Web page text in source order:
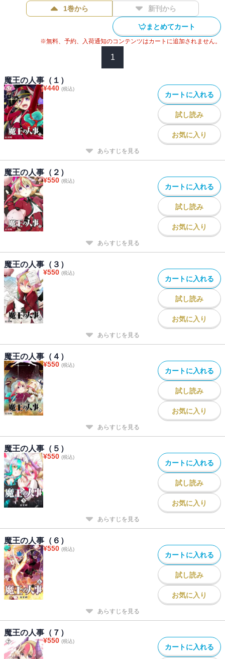
1巻から 新刊から
まとめてカート
※無料、予約、入荷通知のコンテンツはカートに追加されません。
1
魔王の人事（１）
¥440 (税込)
カートに入れる
試し読み
お気に入り
あらすじを見る
魔王の人事（２）
¥550 (税込)
カートに入れる
試し読み
お気に入り
あらすじを見る
魔王の人事（３）
¥550 (税込)
カートに入れる
試し読み
お気に入り
あらすじを見る
魔王の人事（４）
¥550 (税込)
カートに入れる
試し読み
お気に入り
あらすじを見る
魔王の人事（５）
¥550 (税込)
カートに入れる
試し読み
お気に入り
あらすじを見る
魔王の人事（６）
¥550 (税込)
カートに入れる
試し読み
お気に入り
あらすじを見る
魔王の人事（７）
¥550 (税込)
カートに入れる